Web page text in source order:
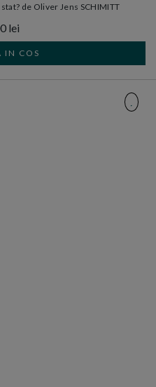
de Oliver Jens SCHIMITT
lei
IN COS